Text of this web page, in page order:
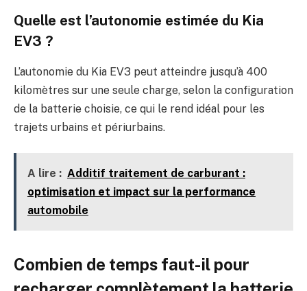
Quelle est l’autonomie estimée du Kia
EV3 ?
L’autonomie du Kia EV3 peut atteindre jusqu’à 400
kilomètres sur une seule charge, selon la configuration
de la batterie choisie, ce qui le rend idéal pour les
trajets urbains et périurbains.
A lire : Additif traitement de carburant :
optimisation et impact sur la performance
automobile
Combien de temps faut-il pour